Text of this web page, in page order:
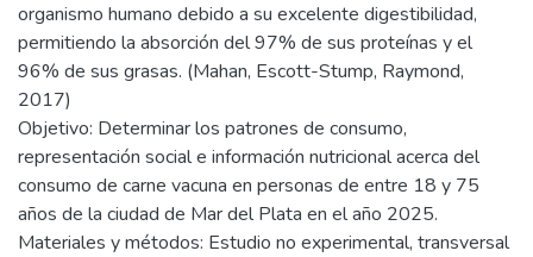
organismo humano debido a su excelente digestibilidad,
permitiendo la absorción del 97% de sus proteínas y el
96% de sus grasas. (Mahan, Escott-Stump, Raymond,
2017)
Objetivo: Determinar los patrones de consumo,
representación social e información nutricional acerca del
consumo de carne vacuna en personas de entre 18 y 75
años de la ciudad de Mar del Plata en el año 2025.
Materiales y métodos: Estudio no experimental, transversal